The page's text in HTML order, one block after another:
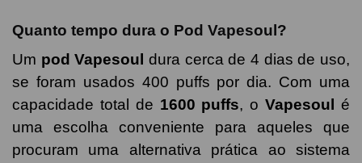
Quanto tempo dura o Pod Vapesoul?
Um pod Vapesoul dura cerca de 4 dias de uso,
se foram usados 400 puffs por dia. Com uma
capacidade total de 1600 puffs, oVapesoul
é
uma escolha conveniente para aqueles que
procuram uma alternativa prática ao sistema